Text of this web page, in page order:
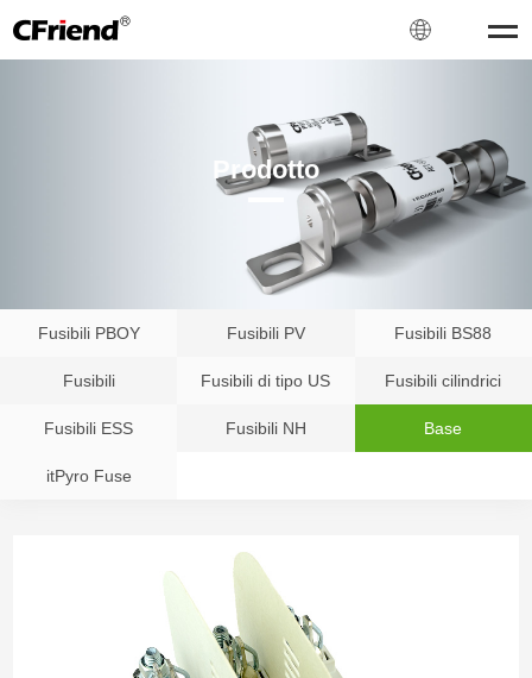
Prodotto
Fusibili PBOY Fusibili PV Fusibili BS88
Fusibili Fusibili di tipo US Fusibili cilindrici
Fusibili ESS Fusibili NH Base
itPyro Fuse